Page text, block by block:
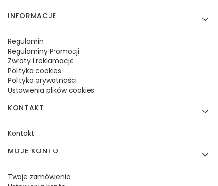
Linki w stopce
INFORMACJE
Regulamin
Regulaminy Promocji
Zwroty i reklamacje
Polityka cookies
Polityka prywatności
Ustawienia plików cookies
KONTAKT
Kontakt
MOJE KONTO
Twoje zamówienia